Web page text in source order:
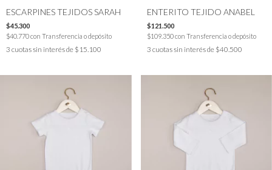
ESCARPINES TEJIDOS SARAH
$45.300
$40.770con Transferencia o depósito
3 cuotas sin interés de $15.100
ENTERITO TEJIDO ANABEL
$121.500
$109.350con Transferencia o depósito
3 cuotas sin interés de $40.500